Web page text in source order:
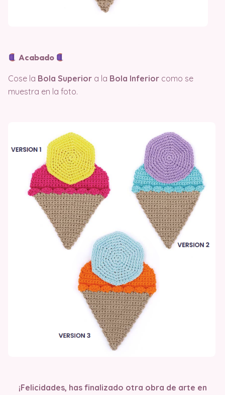
Acabado
Cose la Bola Superior a la Bola Inferior como se
muestra en la foto.
¡Felicidades, has finalizado otra obra de arte en